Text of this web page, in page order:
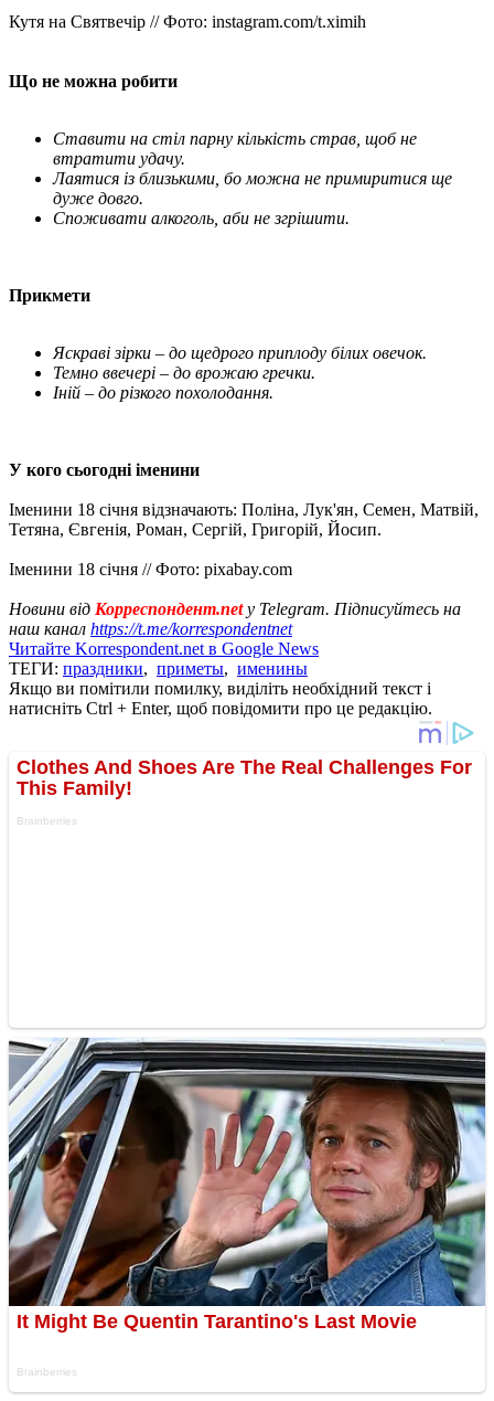
Кутя на Святвечір // Фото: instagram.com/t.ximih
Що не можна робити
Ставити на стіл парну кількість страв, щоб не
втратити удачу.
Лаятися із близькими, бо можна не примиритися ще
дуже довго.
Споживати алкоголь, аби не згрішити.
Прикмети
Яскраві зірки – до щедрого приплоду білих овечок.
Темно ввечері – до врожаю гречки.
Іній – до різкого похолодання.
У кого сьогодні іменини
Іменини 18 січня відзначають: Поліна, Лук'ян, Семен, Матвій,
Тетяна, Євгенія, Роман, Сергій, Григорій, Йосип.
Іменини 18 січня // Фото: pixabay.com
Новини від Корреспондент.netу Telegram. Підписуйтесь на
наш канал https://t.me/korrespondentnet
Читайте Korrespondent.net в Google News
ТЕГИ: праздники, приметы, именины
Якщо ви помітили помилку, виділіть необхідний текст і
натисніть Ctrl + Enter, щоб повідомити про це редакцію.